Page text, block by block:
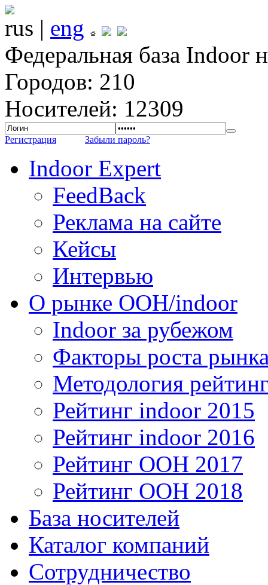
rus | eng
Федеральная база Indoor
Городов: 210
Носителей: 12309
Регистрация Забыли пароль?
Indoor Expert
FeedBack
Реклама на сайте
Кейсы
Интервью
О рынке OOH/indoor
Indoor за рубежом
Факторы роста
Методология
Рейтинг indoor 2015
Рейтинг indoor 2016
Рейтинг OOH 2017
Рейтинг OOH 2018
База носителей
Каталог компаний
Сотрудничество